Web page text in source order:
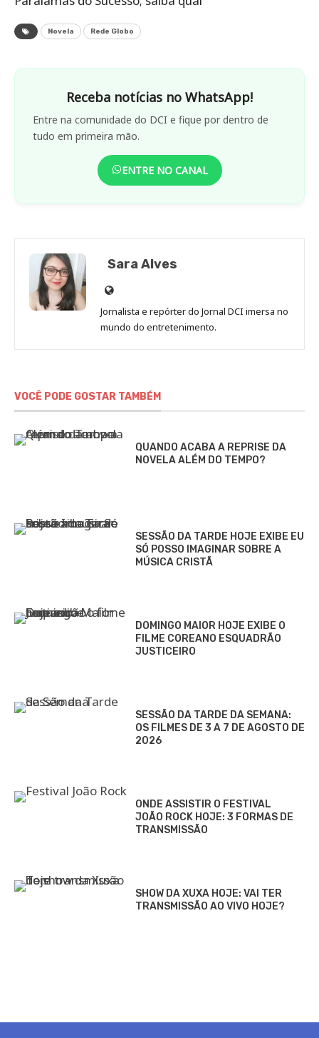
Novela Rede Globo
Receba notícias no WhatsApp!
Entre na comunidade do DCI e fique por dentro de
tudo em primeira mão.
ENTRE NO CANAL
Sara Alves
Site
de
Sara
Jornalista e repórter do Jornal DCI imersa no
mundo do entretenimento.
VOCÊ PODE GOSTAR TAMBÉM
QUANDO ACABA A REPRISE DA
NOVELA ALÉM DO TEMPO?
SESSÃO DA TARDE HOJE EXIBE EU
SÓ POSSO IMAGINAR SOBRE A
MÚSICA CRISTÃ
DOMINGO MAIOR HOJE EXIBE O
FILME COREANO ESQUADRÃO
JUSTICEIRO
SESSÃO DA TARDE DA SEMANA:
OS FILMES DE 3 A 7 DE AGOSTO DE
2026
ONDE ASSISTIR O FESTIVAL
JOÃO ROCK HOJE: 3 FORMAS DE
TRANSMISSÃO
SHOW DA XUXA HOJE: VAI TER
TRANSMISSÃO AO VIVO HOJE?